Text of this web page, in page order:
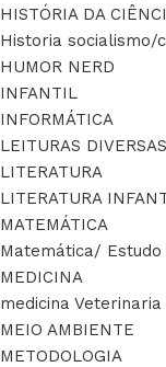
HISTÓRIA DA
Historia socialismo/
HUMOR NERD
INFANTIL
INFORMÁTICA
LEITURAS DIVERSAS
LITERATURA
LITERATURA
MATEMÁTICA
Matemática/ Estudo
MEDICINA
medicina Veterinaria
MEIO AMBIENTE
METODOLOGIA